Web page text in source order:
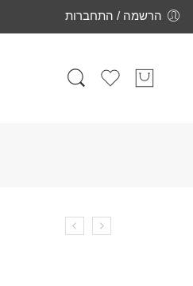
הרשמה / התחברות